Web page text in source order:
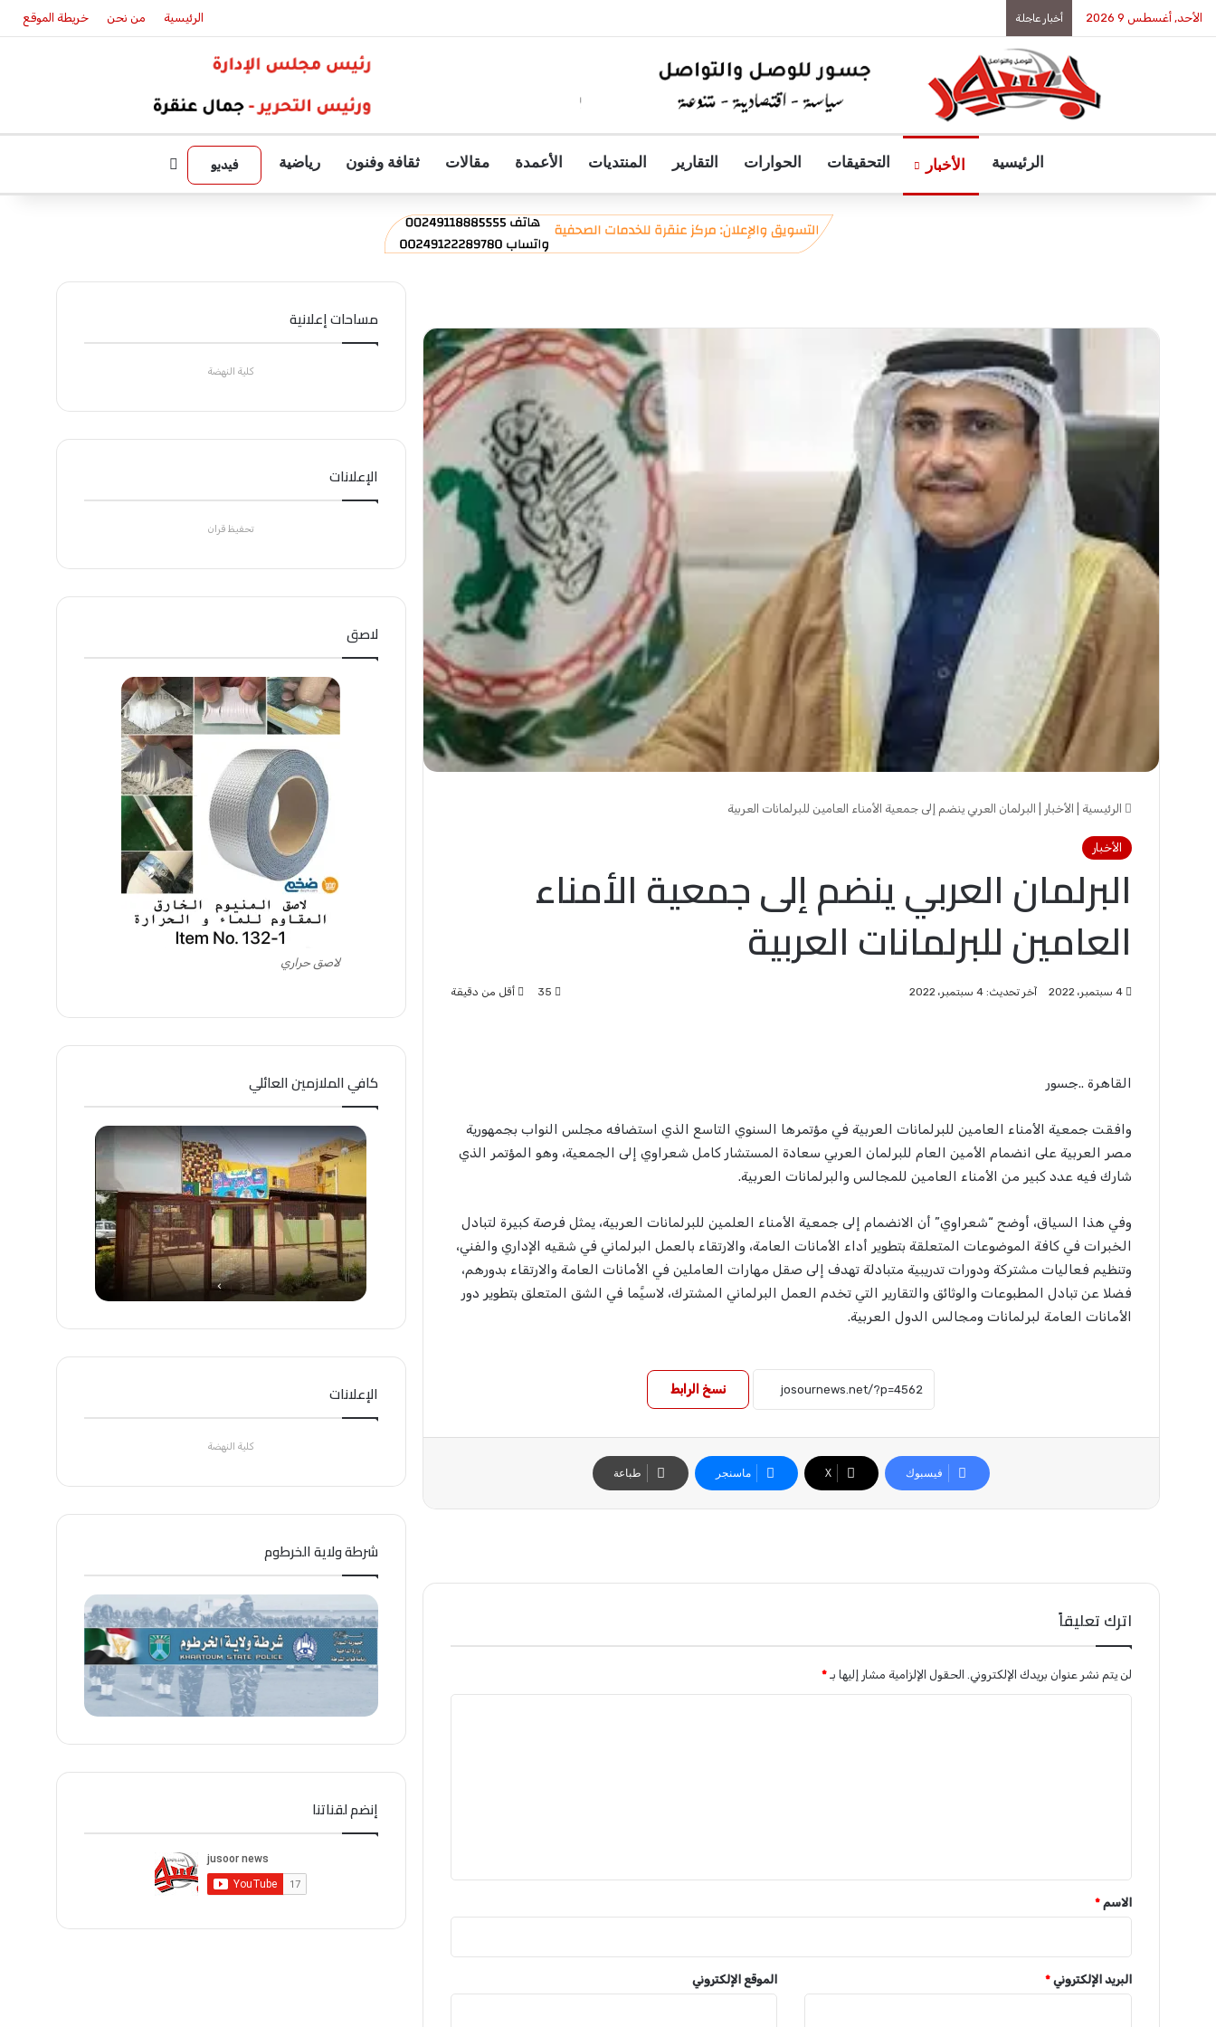
الأحد, أغسطس 9 2026 أخبار عاجلة الرئيسية من نحن خريطة الموقع
الرئيسية الأخبار التحقيقات الحوارات التقارير المنتديات الأعمدة مقالات ثقافة وفنون رياضية فيديو
الرئيسية الأخبار البرلمان العربي ينضم إلى جمعية الأمناء العامين للبرلمانات العربية
الأخبار
البرلمان العربي ينضم إلى جمعية الأمناء
العامين للبرلمانات العربية
4 سبتمبر، 2022 آخر تحديث: 4 سبتمبر، 2022 35 أقل من دقيقة
القاهرة ..جسور
وافقت جمعية الأمناء العامين للبرلمانات العربية في مؤتمرها السنوي التاسع الذي استضافه مجلس النواب بجمهورية
مصر العربية على انضمام الأمين العام للبرلمان العربي سعادة المستشار كامل شعراوي إلى الجمعية، وهو المؤتمر الذي
شارك فيه عدد كبير من الأمناء العامين للمجالس والبرلمانات العربية.
وفي هذا السياق، أوضح “شعراوي” أن الانضمام إلى جمعية الأمناء العلمين للبرلمانات العربية، يمثل فرصة كبيرة لتبادل
الخبرات في كافة الموضوعات المتعلقة بتطوير أداء الأمانات العامة، والارتقاء بالعمل البرلماني في شقيه الإداري والفني،
وتنظيم فعاليات مشتركة ودورات تدريبية متبادلة تهدف إلى صقل مهارات العاملين في الأمانات العامة والارتقاء بدورهم،
فضلا عن تبادل المطبوعات والوثائق والتقارير التي تخدم العمل البرلماني المشترك، لاسيَّما في الشق المتعلق بتطوير دور
الأمانات العامة لبرلمانات ومجالس الدول العربية.
نسخ الرابط
فيسبوك X ماسنجر طباعة
اترك تعليقاً
لن يتم نشر عنوان بريدك الإلكتروني. الحقول الإلزامية مشار إليها بـ *
*الاسم *
البريد الإلكتروني * الموقع الإلكتروني
مساحات إعلانية
كلية النهضة
الإعلانات
تحفيظ قران
لاصق
لاصق حراري
كافي الملازمين العائلي
الإعلانات
كلية النهضة
شرطة ولاية الخرطوم
إنضم لقناتنا